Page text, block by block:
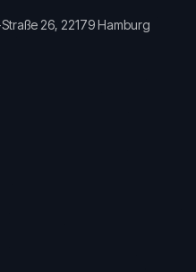
26, 22179 Hamburg